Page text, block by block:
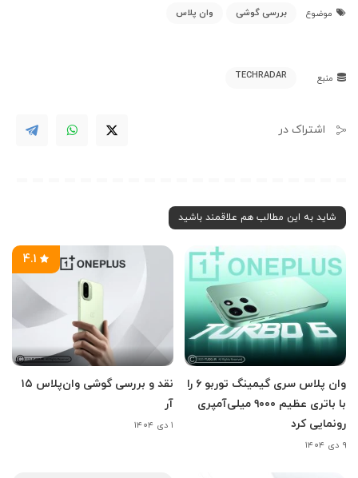
موضوع بررسی گوشی وان پلاس
منبع TECHRADAR
اشتراک در
شاید به این مطالب هم علاقمند باشید
وان پلاس سری گیمینگ توربو ۶ را
با باتری عظیم ۹۰۰۰ میلی‌آمپری
رونمایی کرد
۹ دی ۱۴۰۴
4.1
نقد و بررسی گوشی وان‌پلاس ۱۵
آر
۱ دی ۱۴۰۴